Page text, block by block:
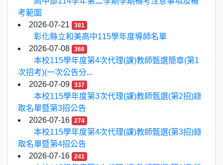
考範圍
2026-07-21
381
彰化縣立和美高中115學年度導師名單
2026-07-08
366
本校115學年度第4次代理(課)教師甄選簡章(第1
次招考)(一次公告分...
2026-07-09
337
本校115學年度第3次代理(課)教師甄選(第2招)錄
取名單暨第3招公告
2026-07-16
274
本校115學年度第4次代理(課)教師甄選(第3招)錄
取名單暨第4招公告
2026-07-16
241